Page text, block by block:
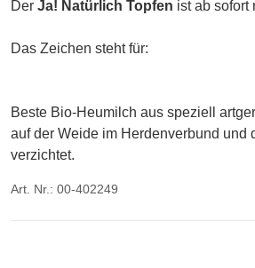
Der Ja! Natürlich Topfen ist ab sofort
Das Zeichen steht für:
Beste Bio-Heumilch aus speziell
auf der Weide im Herdenverbund und
verzichtet.
Art. Nr.: 00-402249